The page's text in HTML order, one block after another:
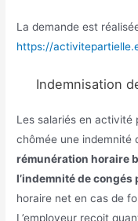
La demande est
https://
Indemnisation
Les salariés en activité
chômée une indemnité
rémunération horaire
l’indemnité de congés
horaire net en cas de
L’employeur reçoit